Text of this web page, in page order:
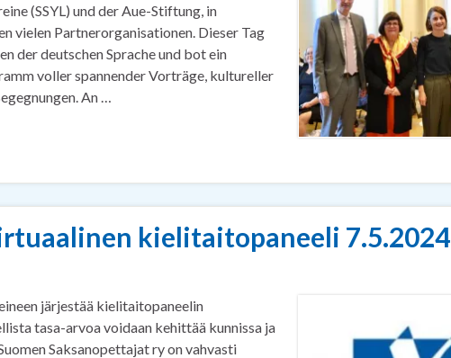
(SSYL) und der Aue-Stiftung, in
vielen Partnerorganisationen. Dieser Tag
der deutschen Sprache und bot ein
voller spannender Vorträge, kultureller
An …
kielitaitopaneeli 7.5.2024
järjestää kielitaitopaneelin
tasa-arvoa voidaan kehittää kunnissa ja
Saksanopettajat ry on vahvasti